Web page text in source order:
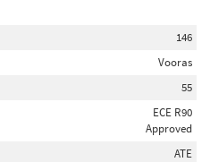
146
Vooras
55
ECE R90
Approved
ATE